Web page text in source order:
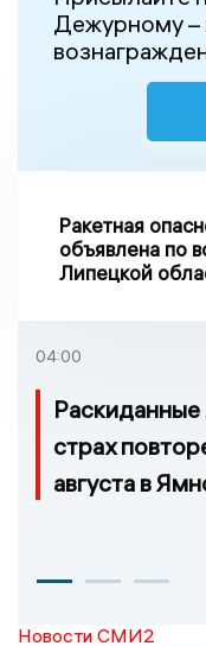
Дежурному –
Ракетная
объявлена по
Липецкой
04:00
Раскиданные
страх
августа в
Новости СМИ2